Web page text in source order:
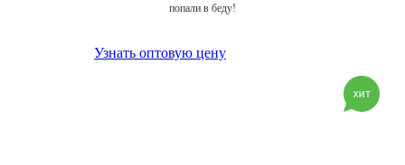
попали в беду!
Узнать оптовую цену